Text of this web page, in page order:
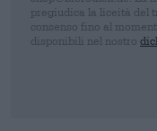
pregiudica la liceità del
consenso fino al
disponibili nel nostro